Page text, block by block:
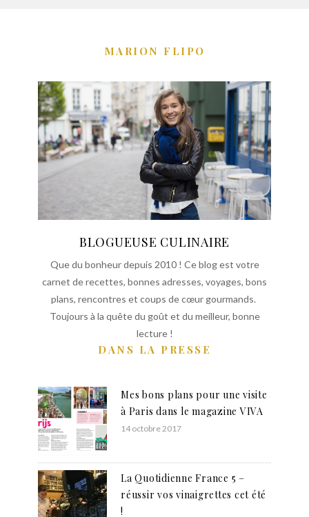
MARION FLIPO
BLOGUEUSE CULINAIRE
Que du bonheur depuis 2010 ! Ce blog est votre
carnet de recettes, bonnes adresses, voyages, bons
plans, rencontres et coups de cœur gourmands.
Toujours à la quête du goût et du meilleur, bonne
lecture !
DANS LA PRESSE
Mes bons plans pour une visite
à Paris dans le magazine VIVA
14 octobre 2017
La Quotidienne France 5 –
réussir vos vinaigrettes cet été
!